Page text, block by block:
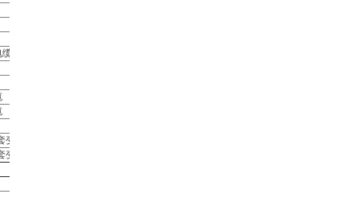
频器电缆
频器电缆